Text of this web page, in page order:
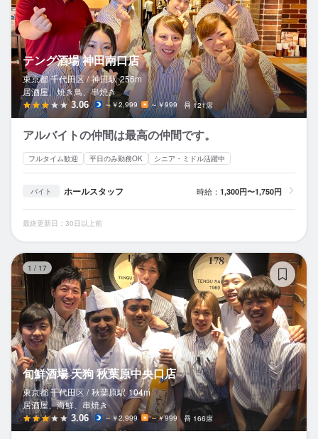
テング酒場 神田南口店
東京都 千代田区 / 神田駅 256m
居酒屋、焼き鳥、串焼き
3.06 ～￥2,999 ～￥999 121席
アルバイトの仲間は最高の仲間です。
フルタイム歓迎 平日のみ勤務OK シニア・ミドル活躍中
バイト ホールスタッフ 時給： 1,300円〜1,750円
最終更新日：30日以上前
1 / 17
旬鮮酒場 天狗 秋葉原中央口店
東京都 千代田区 / 秋葉原駅 104m
居酒屋、海鮮、串焼き
3.06 ～￥2,999 ～￥999 166席